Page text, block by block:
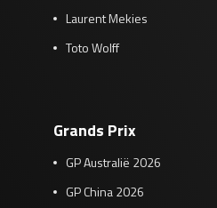
Laurent Mekies
Toto Wolff
Grands Prix
GP Australië 2026
GP China 2026